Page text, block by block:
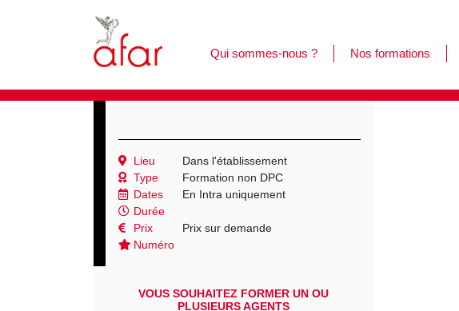
Qui sommes-nous ? Nos formations
Lieu
Dans l'établissement
Type
Formation non DPC
Dates
En Intra uniquement
Durée
Prix
Prix sur demande
Numéro
VOUS SOUHAITEZ FORMER UN OU
PLUSIEURS AGENTS